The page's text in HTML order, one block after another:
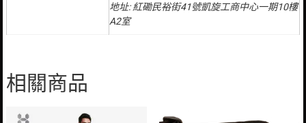
地址: 紅磡民裕街41號凱旋工商中心一期10樓
A2室
相關商品